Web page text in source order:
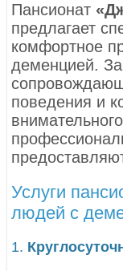
Пансионат
предлагает
комфортное
деменцией.
поведения и
Услуги
людей с
1.